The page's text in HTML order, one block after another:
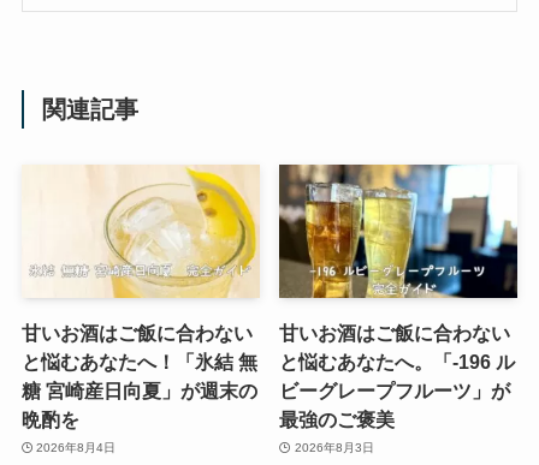
関連記事
甘いお酒はご飯に合わない
と悩むあなたへ！「氷結 無
糖 宮崎産日向夏」が週末の
晩酌を
2026年8月4日
甘いお酒はご飯に合わない
と悩むあなたへ。「-196 ル
ビーグレープフルーツ」が
最強のご褒美
2026年8月3日